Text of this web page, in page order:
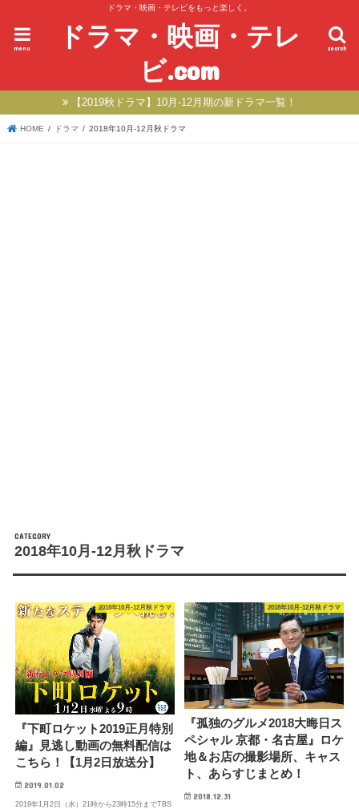
ドラマ・映画・テレビをもっと楽しく。
ドラマ・映画・テレ
ビ.com
search
menu
【2019秋ドラマ】10月-12月期の新ドラマ一覧！
HOME ドラマ 2018年10月-12月秋ドラマ
2018年10月-12月秋ドラマ
2018年10月-12月秋ドラマ
『下町ロケット2019正月特別
編』見逃し動画の無料配信は
こちら！【1月2日放送分】
2019.01.02
2019年1月2日（水）21時から23時15分までTBS
2018年10月-12月秋ドラマ
『孤独のグルメ2018大晦日ス
ペシャル 京都・名古屋』ロケ
地＆お店の撮影場所、キャス
ト、あらすじまとめ！
2018.12.31